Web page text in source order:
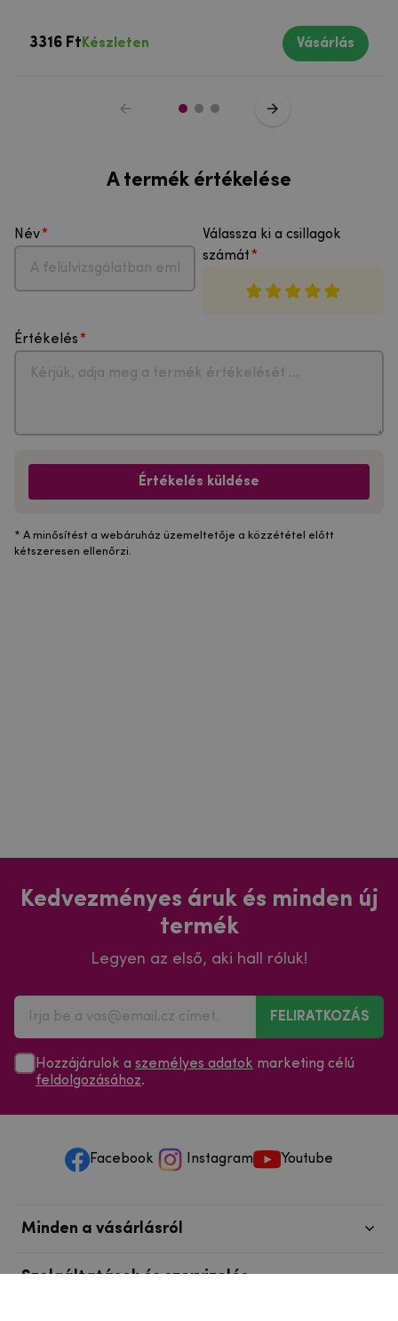
3316 Ft Készleten Vásárlás
A termék értékelése
Név
Válassza ki a csillagok
számát
Értékelés
Értékelés küldése
* A minősítést a webáruház üzemeltetője a közzététel előtt
kétszeresen ellenőrzi.
Kedvezményes áruk és minden új
termék
Legyen az első, aki hall róluk!
FELIRATKOZÁS
Hozzájárulok a személyes adatok marketing célú
feldolgozásához.
Facebook Instagram Youtube
Minden a vásárlásról
Szolgáltatások és szervizelés